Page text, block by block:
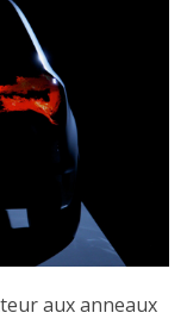
aux anneaux